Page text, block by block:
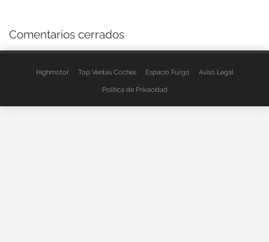
Comentarios cerrados
Highmotor Top Ventas Coches Espacio Furgo Aviso Legal
Política de Privacidad